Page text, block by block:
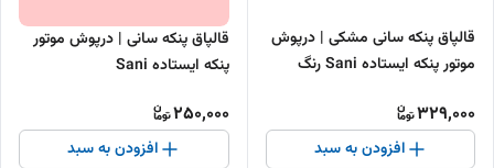
قالپاق پنکه سانی مشکی | درپوش
موتور پنکه ایستاده Sani رنگ
329,000
افزودن به سبد
قالپاق پنکه سانی | درپوش موتور
پنکه ایستاده Sani
250,000
افزودن به سبد